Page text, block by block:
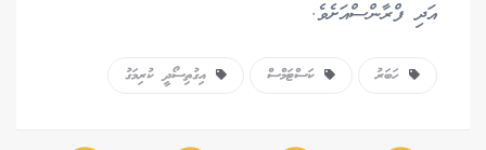
އަދި ފްރާންސްއަށެވެ.
ހަބަރު ކަސްޓަމްސް އިގުތިސޯދީ ކުރިމަގު